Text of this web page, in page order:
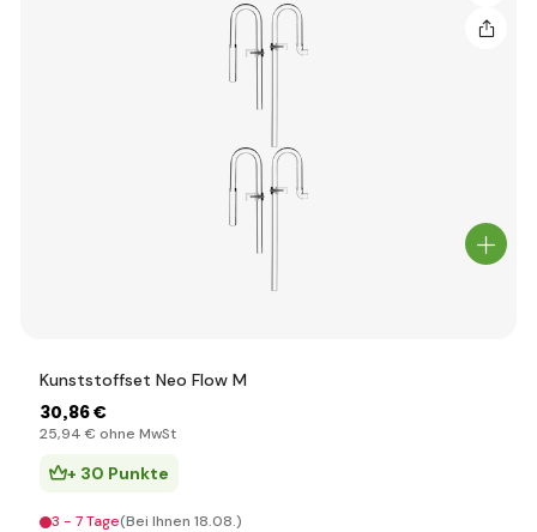
Kunststoffset Neo Flow M
30,86 €
25,94 € ohne MwSt
+ 30 Punkte
3 - 7 Tage(Bei Ihnen 18.08.)